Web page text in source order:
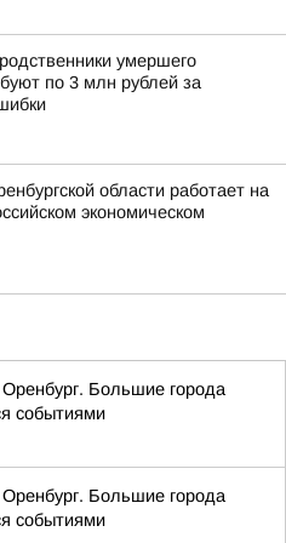
умершего
по 3 млн рублей за
области работает на
экономическом
Оренбург. Большие города
событиями
Оренбург. Большие города
событиями